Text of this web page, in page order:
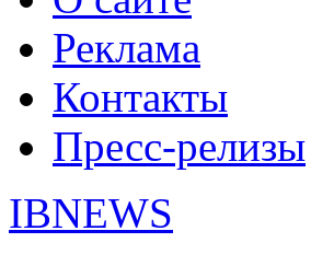
Реклама
Контакты
Пресс-релизы
IBNEWS